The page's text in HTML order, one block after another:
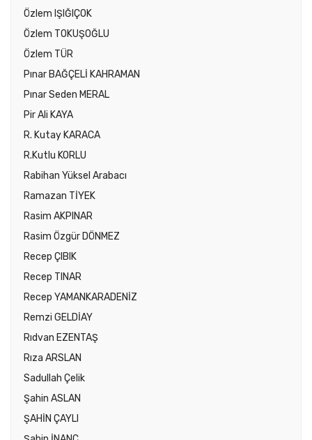
Özlem IŞIĞIÇOK
Özlem TOKUŞOĞLU
Özlem TÜR
Pınar BAĞÇELİ KAHRAMAN
Pınar Seden MERAL
Pir Ali KAYA
R. Kutay KARACA
R.Kutlu KORLU
Rabihan Yüksel Arabacı
Ramazan TİYEK
Rasim AKPINAR
Rasim Özgür DÖNMEZ
Recep ÇIBIK
Recep TINAR
Recep YAMANKARADENİZ
Remzi GELDİAY
Rıdvan EZENTAŞ
Rıza ARSLAN
Sadullah Çelik
Şahin ASLAN
ŞAHİN ÇAYLI